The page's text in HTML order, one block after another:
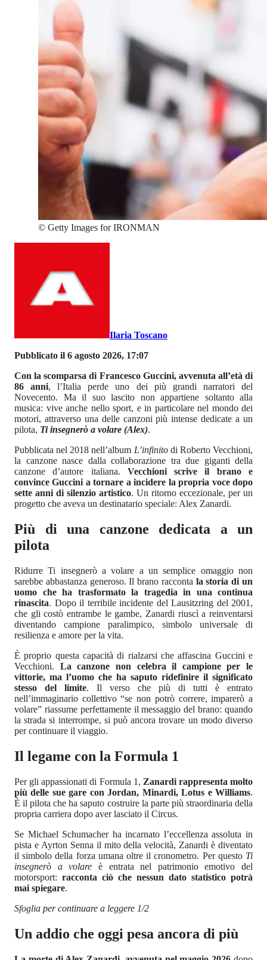
© Getty Images for IRONMAN
Ilaria Toscano
Pubblicato il 6 agosto 2026, 17:07
Con la scomparsa di Francesco Guccini, avvenuta all’età di
86 anni, l’Italia perde uno dei più grandi narratori del
Novecento. Ma il suo lascito non appartiene soltanto alla
musica: vive anche nello sport, e in particolare nel mondo dei
motori, attraverso una delle canzoni più intense dedicate a un
pilota, Ti insegnerò a volare (Alex).
Pubblicata nel 2018 nell’album L’infinitodi Roberto Vecchioni,
la canzone nasce dalla collaborazione tra due giganti della
canzone d’autore italiana. Vecchioni scrive il brano e
convince Guccini a tornare a incidere la propria voce dopo
sette anni di silenzio artistico. Un ritorno eccezionale, per un
progetto che aveva un destinatario speciale: Alex Zanardi.
Più di una canzone dedicata a un
pilota
Ridurre Ti insegnerò a volare a un semplice omaggio non
sarebbe abbastanza generoso. Il brano racconta la storia di un
uomo che ha trasformato la tragedia in una continua
rinascita. Dopo il terribile incidente del Lausitzring del 2001,
che gli costò entrambe le gambe, Zanardi riuscì a reinventarsi
diventando campione paralimpico, simbolo universale di
resilienza e amore per la vita.
È proprio questa capacità di rialzarsi che affascina Guccini e
Vecchioni. La canzone non celebra il campione per le
vittorie, ma l’uomo che ha saputo ridefinire il significato
stesso del limite. Il verso che più di tutti è entrato
nell’immaginario collettivo “se non potrò correre, imparerò a
volare” riassume perfettamente il messaggio del brano: quando
la strada si interrompe, si può ancora trovare un modo diverso
per continuare il viaggio.
Il legame con la Formula 1
Per gli appassionati di Formula 1, Zanardi rappresenta molto
più delle sue gare con Jordan, Minardi, Lotus e Williams.
È il pilota che ha saputo costruire la parte più straordinaria della
propria carriera dopo aver lasciato il Circus.
Se Michael Schumacher ha incarnato l’eccellenza assoluta in
pista e Ayrton Senna il mito della velocità, Zanardi è diventato
il simbolo della forza umana oltre il cronometro. Per questo Ti
insegnerò a volare è entrata nel patrimonio emotivo del
motorsport: racconta ciò che nessun dato statistico potrà
mai spiegare.
Sfoglia per continuare a leggere 1/2
Un addio che oggi pesa ancora di più